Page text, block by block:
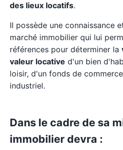
des lieux locatifs.
Il possède une connaissance
marché immobilier qui lui
références pour déterminer la
valeur locative d'un bien
loisir, d'un fonds de
industriel.
Dans le cadre de sa
immobilier devra :